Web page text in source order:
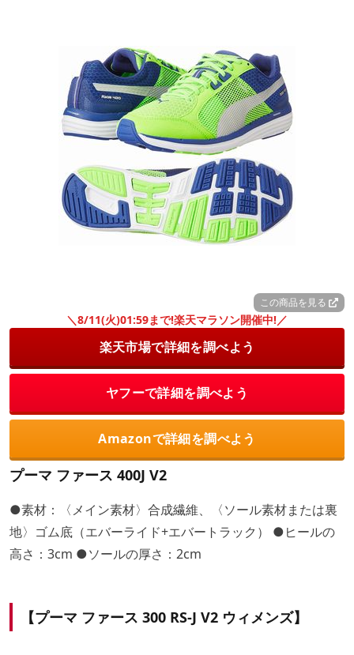
この商品を見る
＼8/11(火)01:59まで!楽天マラソン開催中!／
楽天市場で詳細を調べよう
ヤフーで詳細を調べよう
Amazonで詳細を調べよう
プーマ ファース 400J V2
●素材：〈メイン素材〉合成繊維、〈ソール素材または裏
地〉ゴム底（エバーライド+エバートラック） ●ヒールの
高さ：3cm ●ソールの厚さ：2cm
【プーマ ファース 300 RS-J V2 ウィメンズ】